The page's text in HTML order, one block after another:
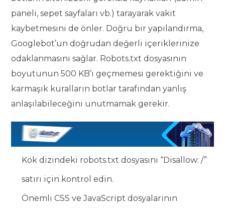
paneli, sepet sayfaları vb.) tarayarak vakit
kaybetmesini de önler. Doğru bir yapılandırma,
Googlebot’un doğrudan değerli içeriklerinize
odaklanmasını sağlar. Robots.txt dosyasının
boyutunun 500 KB’ı geçmemesi gerektiğini ve
karmaşık kuralların botlar tarafından yanlış
anlaşılabileceğini unutmamak gerekir.
Kök dizindeki robots.txt dosyasını “Disallow: /”
satırı için kontrol edin.
Önemli CSS ve JavaScript dosyalarının